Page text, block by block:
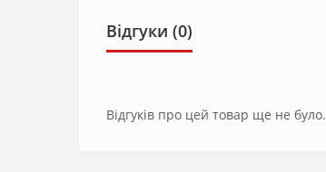
Відгуки (0)
Відгуків про цей товар ще не було.